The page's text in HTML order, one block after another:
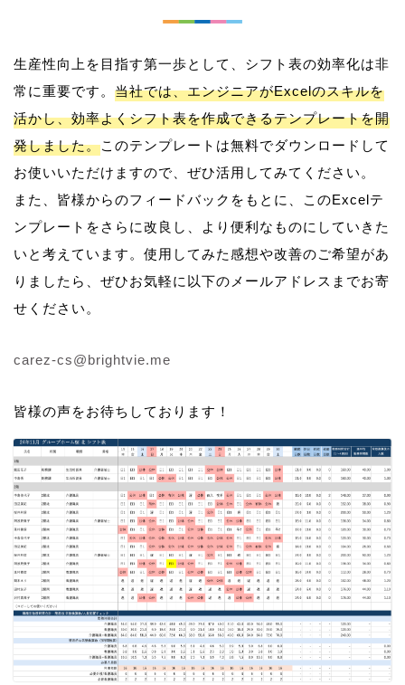
生産性向上を目指す第一歩として、シフト表の効率化は非
常に重要です。 当社では、エンジニアがExcelのスキルを
活かし、効率よくシフト表を作成できるテンプレートを開
発しました。このテンプレートは無料でダウンロードして
お使いいただけますので、ぜひ活用してみてください。
また、皆様からのフィードバックをもとに、このExcelテ
ンプレートをさらに改良し、より便利なものにしていきた
いと考えています。使用してみた感想や改善のご希望があ
りましたら、ぜひお気軽に以下のメールアドレスまでお寄
せください。
carez-cs@brightvie.me
皆様の声をお待ちしております！